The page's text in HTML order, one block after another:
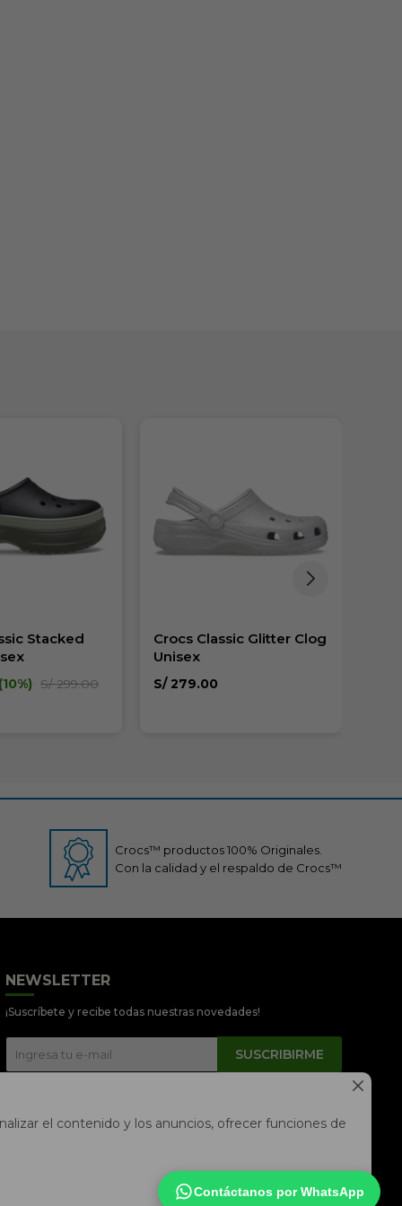

el contenido y los anuncios, ofrecer funciones de
📍 Seguimiento de mi pedido en
tiempo real
Contáctanos por WhatsApp
Stacked
10 S/ 299.00
Crocs Classic Glitter Clog
Unisex
S/ 279.00
Crocs™ productos 100% Originales.
Con la calidad y el respaldo de Crocs™
NEWSLETTER
¡Suscríbete y recibe todas nuestras novedades!
SUSCRIBIRME